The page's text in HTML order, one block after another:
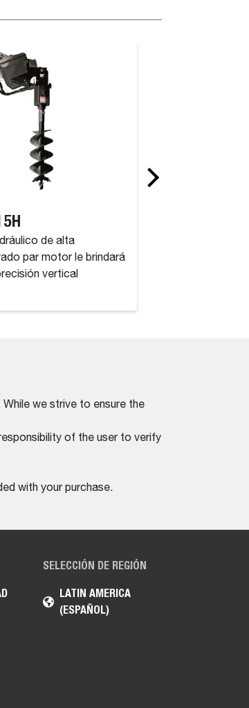
de alta
par motor le brindará
vertical
we strive to ensure the
of the user to verify
with your purchase.
SELECCIÓN DE REGIÓN
LATIN AMERICA
(ESPAÑOL)